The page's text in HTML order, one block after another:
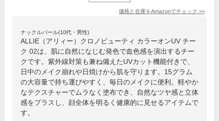
価格と在庫をAmazonでチェック >>
ナックルバール(10代・男性)
ALLIE（アリィー）クロノビューティ カラーオンUV チー
ク 02は、肌に自然になじむ発色で血色感を演出するチー
クです。紫外線対策も兼ね備えたUVカット機能付きで、
日中のメイク崩れや日焼けから肌を守ります。15グラム
の大容量で持ち運びやすく、毎日のメイクに便利。軽やか
なテクスチャーでムラなく塗布でき、自然なツヤ感と立体
感をプラスし、顔全体を明るく健康的に見せるアイテムで
す。